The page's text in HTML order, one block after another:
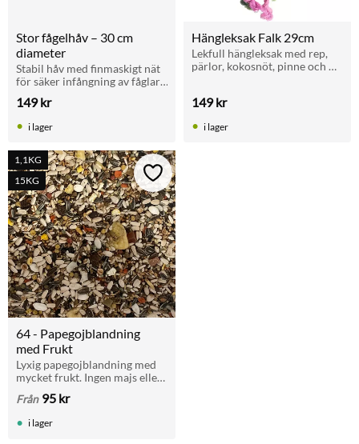
Stor fågelhåv – 30 cm
diameter
Stabil håv med finmaskigt nät
för säker infångning av fåglar.
eller voljär.
149kr
i lager
Hängleksak Falk 29cm
Lekfull hängleksak med rep,
pärlor, kokosnöt, pinne och
149kr
i lager
64 - Papegojblandning
med Frukt
Lyxig papegojblandning med
mycket frukt. Ingen majs eller
papegojor.
Från 95 kr
1,1KG
15KG
Lägg till i favoriter
i lager